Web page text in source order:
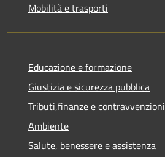
Mobilità e trasporti
Educazione e formazione
Giustizia e sicurezza pubblica
Tributi,finanze e contravvenzioni
Ambiente
Salute, benessere e assistenza